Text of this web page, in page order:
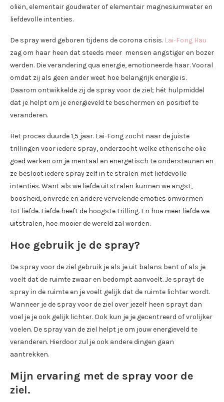
oliën, elementair goudwater of elementair magnesiumwater en
liefdevolle intenties.
De spray werd geboren tijdens de corona crisis. Lai-Fong Hau
zag om haar heen dat steeds meer mensen angstiger en bozer
werden. Die verandering qua energie, emotioneerde haar. Vooral
omdat zij als geen ander weet hoe belangrijk energie is.
Daarom ontwikkelde zij de spray voor de ziel; hét hulpmiddel
dat je helpt om je energieveld te beschermen en positief te
veranderen.
Het proces duurde 1,5 jaar. Lai-Fong zocht naar de juiste
trillingen voor iedere spray, onderzocht welke etherische olie
goed werken om je mentaal en energetisch te ondersteunen en
ze besloot iedere spray zelf in te stralen met liefdevolle
intenties. Want als we liefde uitstralen kunnen we angst,
boosheid, onvrede en andere vervelende emoties omvormen
tot liefde. Liefde heeft de hoogste trilling. En hoe meer liefde we
uitstralen, hoe mooier de wereld zal worden.
Hoe gebruik je de spray?
De spray voor de ziel gebruik je als je uit balans bent of als je
voelt dat de ruimte zwaar en bedompt aanvoelt. Je sprayt de
spray in de ruimte en je voelt gelijk dat de ruimte lichter wordt.
Wanneer je de spray voor de ziel over jezelf heen sprayt dan
voel je je ook gelijk lichter. Ook kun je je gecentreerd of vrolijker
voelen. De spray van de ziel helpt je om jouw energieveld te
veranderen. Hierdoor zul je ook andere dingen gaan
aantrekken.
Mijn ervaring met de spray voor de
ziel.